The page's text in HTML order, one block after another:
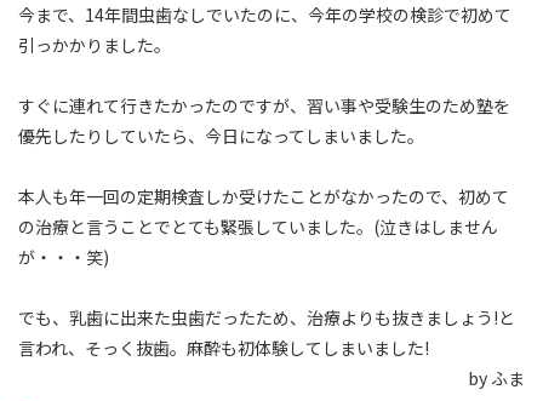
今まで、14年間虫歯なしでいたのに、今年の学校の検診で初めて
引っかかりました。
すぐに連れて行きたかったのですが、習い事や受験生のため塾を
優先したりしていたら、今日になってしまいました。
本人も年一回の定期検査しか受けたことがなかったので、初めて
の治療と言うことでとても緊張していました。(泣きはしません
が・・・笑)
でも、乳歯に出来た虫歯だったため、治療よりも抜きましょう!と
言われ、そっく抜歯。麻酔も初体験してしまいました!
by ふま